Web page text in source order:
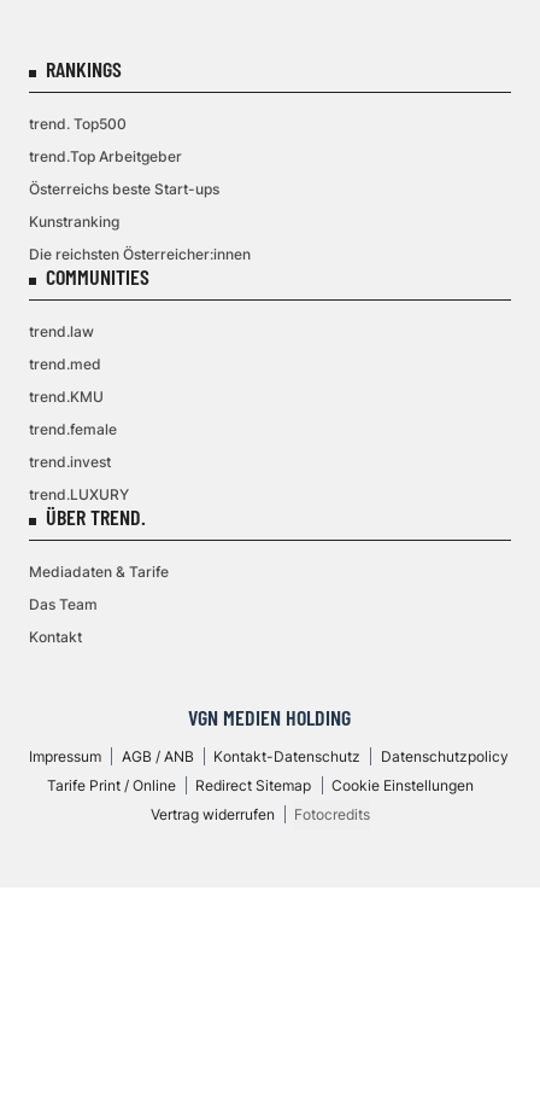
RANKINGS
trend. Top500
trend.Top Arbeitgeber
Österreichs beste Start-ups
Kunstranking
Die reichsten Österreicher:innen
COMMUNITIES
trend.law
trend.med
trend.KMU
trend.female
trend.invest
trend.LUXURY
ÜBER TREND.
Mediadaten & Tarife
Das Team
Kontakt
VGN MEDIEN HOLDING
Impressum AGB / ANB Kontakt-Datenschutz
Datenschutzpolicy
Tarife Print / Online
Redirect Sitemap
Cookie Einstellungen
Vertrag widerrufen
Fotocredits